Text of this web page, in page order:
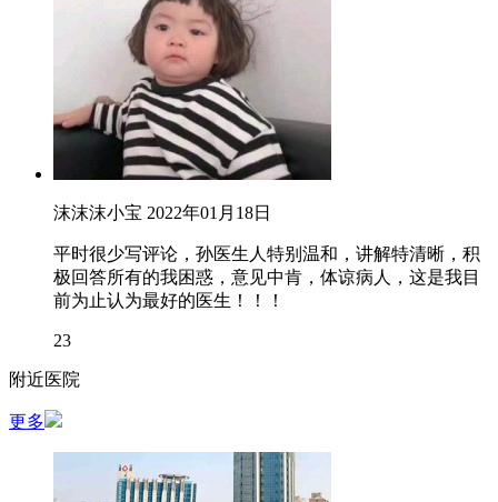
沫沫沫小宝 2022年01月18日
平时很少写评论，孙医生人特别温和，讲解特清晰，积
极回答所有的我困惑，意见中肯，体谅病人，这是我目
前为止认为最好的医生！！！
23
附近医院
更多